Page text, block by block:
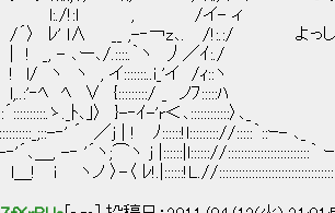
, /イ- ィ
,-‐￢z､. /!:.:/ よっしゃあ！
/.::::.｀ヽ 丿／ｲ:./
, イ:::::::..i_'イ /ｨ::ヽ
{:::::::::/ _ ノﾌ:::::ﾊ
ゝ._ﾄ､｣〉 }-‐ｲ-'r＜､::::::::::::〉､_
‐' ´ ／j | ! ﾉ::::::!l::::::::://:::::｀::ｰ- ､_
‐'´､＿, -‐ '´ヽ;⌒ヽ j |::::::|l:::::://:::::::::::::::::::::::::｀
! i ヽノ 〉-〈 ﾚ!.|::::::!L.//